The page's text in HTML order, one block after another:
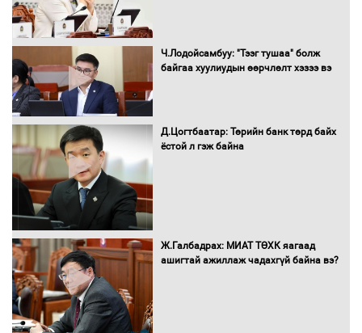
Автобензин, дизель түлшний онцгой
Нөөцийн махны худалдаа,
Ч.Лодойсамбуу: "Тээг тушаа" болж
байгаа хуулиудын өөрчлөлт хэзээ вэ
Д.Цогтбаатар: Төрийн банк төрд байх
ёстой л гэж байна
Ж.Галбадрах: МИАТ ТӨХК яагаад
ашигтай ажиллаж чадахгүй байна вэ?